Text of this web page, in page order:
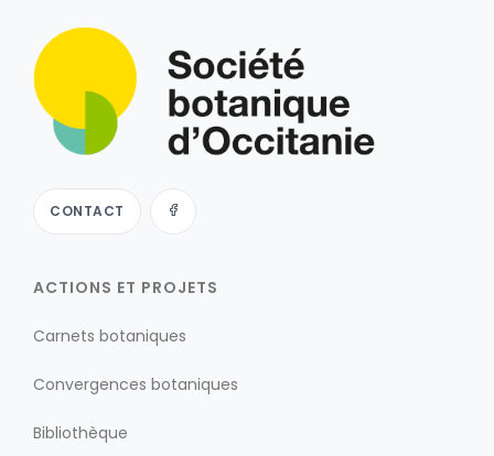
CONTACT
ACTIONS ET PROJETS
Carnets botaniques
Convergences botaniques
Bibliothèque